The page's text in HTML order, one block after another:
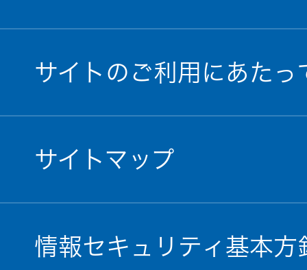
頭外定位
技術
個人のお
プ
サイトのご利用にあたっ
サイトマップ
情報セキュリティ基本方